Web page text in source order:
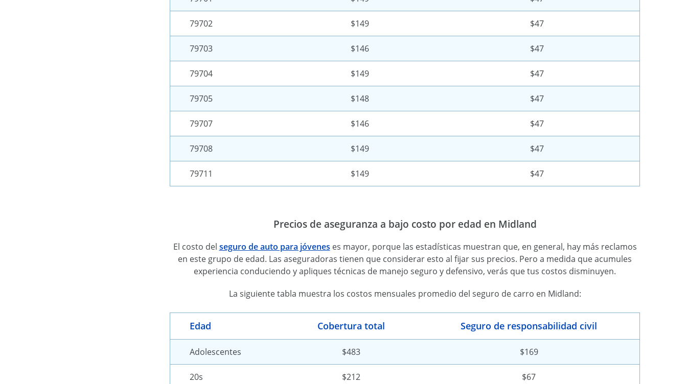
79702 $149 $47
79703 $146 $47
79704 $149 $47
79705 $148 $47
79707 $146 $47
79708 $149 $47
79711 $149 $47
Precios de aseguranza a bajo costo por edad en Midland
El costo del seguro de auto para jóvenes es mayor, porque las estadísticas muestran que, en general, hay más reclamos
en este grupo de edad. Las aseguradoras tienen que considerar esto al fijar sus precios. Pero a medida que acumules
experiencia conduciendo y apliques técnicas de manejo seguro y defensivo, verás que tus costos disminuyen.
La siguiente tabla muestra los costos mensuales promedio del seguro de carro en Midland:
Edad Cobertura total Seguro de responsabilidad civil
Adolescentes $483 $169
20s $212 $67